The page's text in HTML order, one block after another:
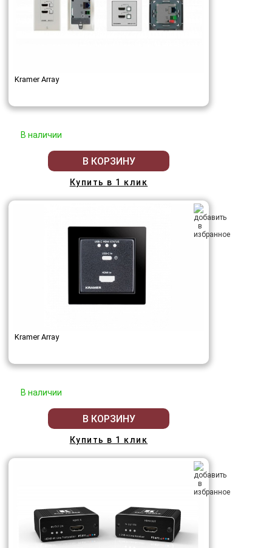
Kramer Array
В наличии
В КОРЗИНУ
Купить в 1 клик
Kramer Array
В наличии
В КОРЗИНУ
Купить в 1 клик